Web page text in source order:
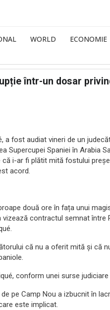
WORLD ECONOMIE
într-un dosar
a fost audiat vineri de un
Supercupei Spaniei în Arabia
i-ar fi plătit mită fostului
acord.
două ore în fața unui
contractul semnat între
că nu a oferit mită și că
conform unei surse judiciare
pe Camp Nou a izbucnit în
este implicat.